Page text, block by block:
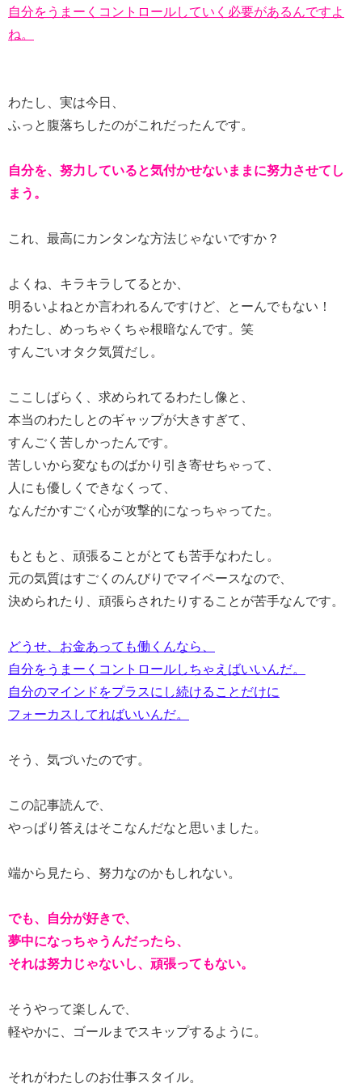
自分をうまーくコントロールしていく必要があるんですよ
ね。
わたし、実は今日、
ふっと腹落ちしたのがこれだったんです。
自分を、努力していると気付かせないままに努力させてし
まう。
これ、最高にカンタンな方法じゃないですか？
よくね、キラキラしてるとか、
明るいよねとか言われるんですけど、とーんでもない！
わたし、めっちゃくちゃ根暗なんです。笑
すんごいオタク気質だし。
ここしばらく、求められてるわたし像と、
本当のわたしとのギャップが大きすぎて、
すんごく苦しかったんです。
苦しいから変なものばかり引き寄せちゃって、
人にも優しくできなくって、
なんだかすごく心が攻撃的になっちゃってた。
もともと、頑張ることがとても苦手なわたし。
元の気質はすごくのんびりでマイペースなので、
決められたり、頑張らされたりすることが苦手なんです。
どうせ、お金あっても働くんなら、
自分をうまーくコントロールしちゃえばいいんだ。
自分のマインドをプラスにし続けることだけに
フォーカスしてればいいんだ。
そう、気づいたのです。
この記事読んで、
やっぱり答えはそこなんだなと思いました。
端から見たら、努力なのかもしれない。
でも、自分が好きで、
夢中になっちゃうんだったら、
それは努力じゃないし、頑張ってもない。
そうやって楽しんで、
軽やかに、ゴールまでスキップするように。
それがわたしのお仕事スタイル。